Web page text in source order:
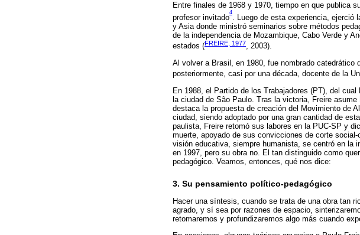
Entre finales de 1968 y 1970, tiempo en que publica
profesor invitado
4
. Luego de esta experiencia, ejerció
y Asia donde ministró seminarios sobre métodos
de la independencia de Mozambique, Cabo Verde y
estados (FREIRE, 1977, 2003).
Al volver a Brasil, en 1980, fue nombrado
posteriormente, casi por una década, docente de la
En 1988, el Partido de los Trabajadores (PT), del
la ciudad de São Paulo. Tras la victoria, Freire
destaca la propuesta de creación del Movimiento de
ciudad, siendo adoptado por una gran cantidad de
paulista, Freire retomó sus labores en la PUC-SP y
muerte, apoyado de sus convicciones de corte
visión educativa, siempre humanista, se centró en la
en 1997, pero su obra no. El tan distinguido como
pedagógico. Veamos, entonces, qué nos dice:
3. Su pensamiento político-pedagógico
Hacer una síntesis, cuando se trata de una obra tan
agrado, y sí sea por razones de espacio,
retomaremos y profundizaremos algo más cuando